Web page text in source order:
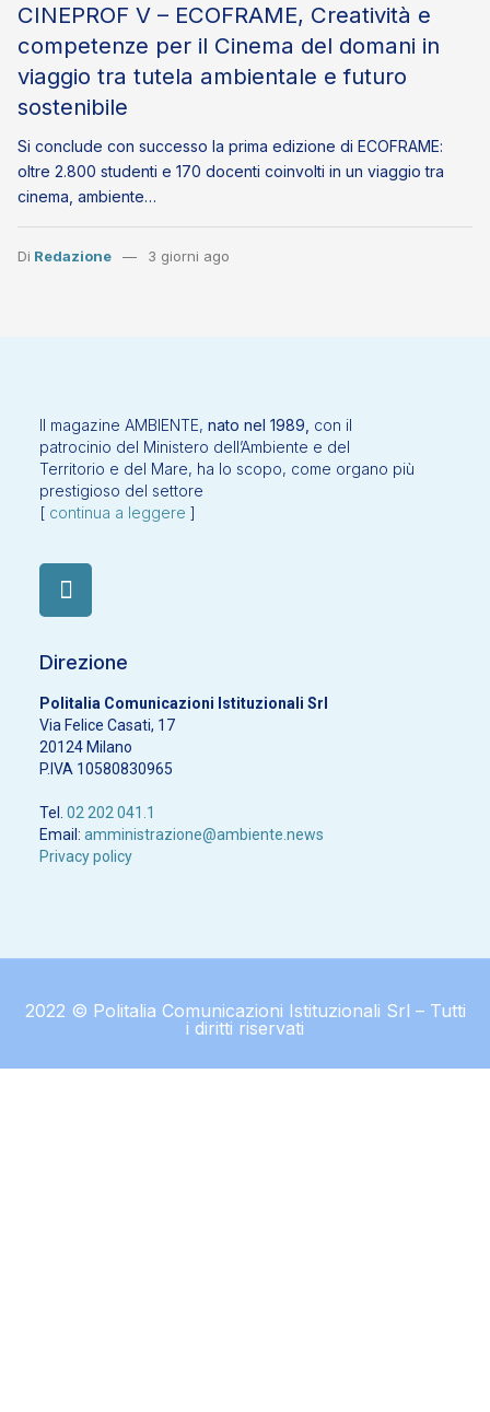
CINEPROF V – ECOFRAME, Creatività e
competenze per il Cinema del domani in
viaggio tra tutela ambientale e futuro
sostenibile
Si conclude con successo la prima edizione di ECOFRAME:
oltre 2.800 studenti e 170 docenti coinvolti in un viaggio tra
cinema, ambiente…
Di Redazione 3 giorni ago
Il magazine AMBIENTE, nato nel 1989, con il
patrocinio del Ministero dell’Ambiente e del
Territorio e del Mare, ha lo scopo, come organo più
prestigioso del settore
[ continua a leggere ]
Direzione
Politalia Comunicazioni Istituzionali Srl
Via Felice Casati, 17
20124 Milano
P.IVA 10580830965
Tel. 02 202 041.1
Email: amministrazione@ambiente.news
Privacy policy
2022 © Politalia Comunicazioni Istituzionali Srl – Tutti
i diritti riservati